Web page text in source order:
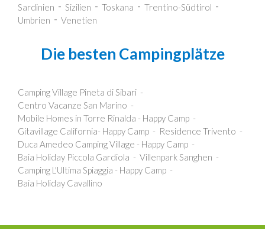
Sardinien
Sizilien Toskana
Trentino-Südtirol
Umbrien
Venetien
Die besten Campingplätze
Camping Village Pineta di Sibari
Centro Vacanze San Marino
Mobile Homes in Torre Rinalda - Happy Camp
Gitavillage California- Happy Camp
Residence Trivento
Duca Amedeo Camping Village - Happy Camp
Baia Holiday Piccola Gardiola
Villenpark Sanghen
Camping L'Ultima Spiaggia - Happy Camp
Baia Holiday Cavallino